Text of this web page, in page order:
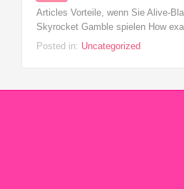
Articles Vorteile, wenn Sie Alive-
Skyrocket Gamble spielen How
Posted in: Uncategorized